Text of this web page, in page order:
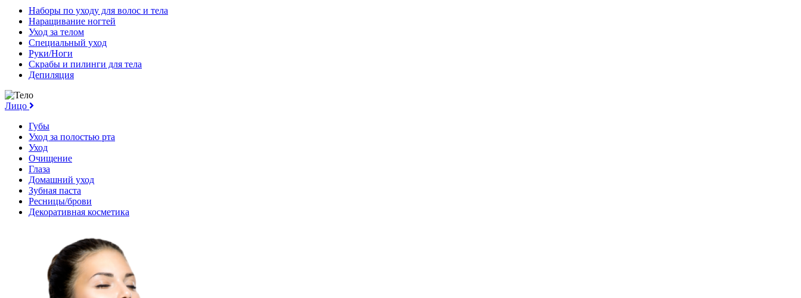
Наборы по уходу для волос и тела
Наращивание ногтей
Уход за телом
Специальный уход
Руки/Ноги
Скрабы и пилинги для тела
Депиляция
Лицо
Губы
Уход за полостью рта
Уход
Очищение
Глаза
Домашний уход
Зубная паста
Ресницы/брови
Декоративная косметика